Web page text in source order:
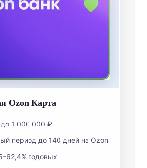
Ozon Карта
1 000 000 ₽
период до 140 дней на Ozon
годовых